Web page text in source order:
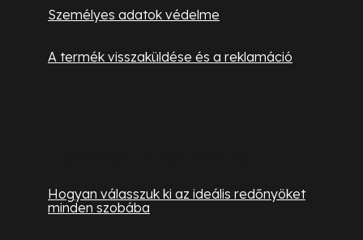
Személyes adatok védelme
A termék visszaküldése és a reklamáció
Hogyan válasszuk ki az ideális redőnyöket
minden szobába